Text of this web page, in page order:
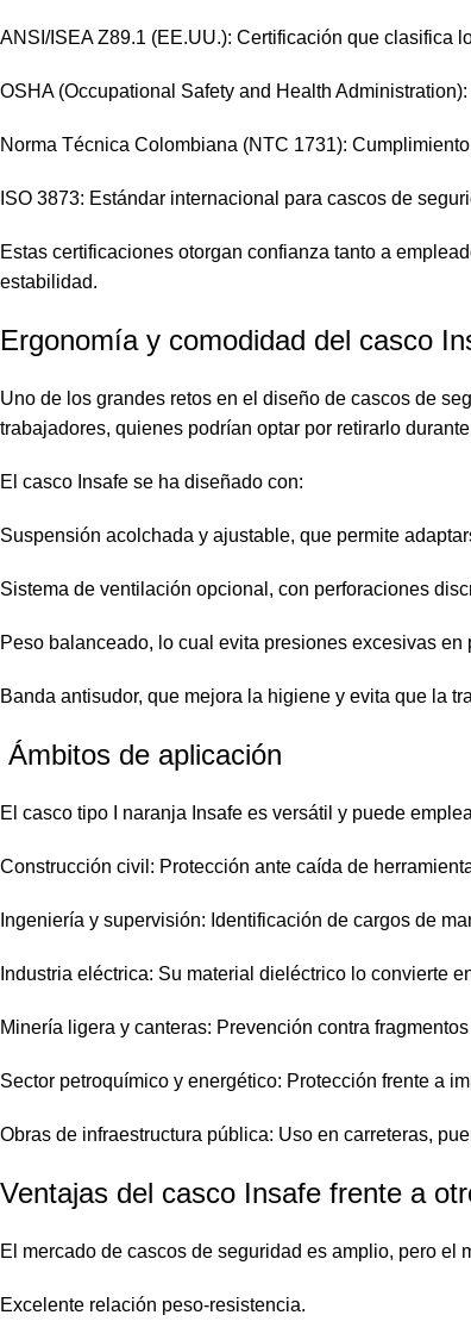
ANSI/ISEA Z89.1 (EE.UU.): Certificación que clasifica
OSHA (Occupational Safety and Health
Norma Técnica Colombiana (NTC 1731):
ISO 3873: Estándar internacional para cascos de
Estas certificaciones otorgan confianza tanto a
estabilidad.
Ergonomía y comodidad del casco
Uno de los grandes retos en el diseño de cascos de
trabajadores, quienes podrían optar por retirarlo
El casco Insafe se ha diseñado con:
Suspensión acolchada y ajustable, que permite
Sistema de ventilación opcional, con perforaciones
Peso balanceado, lo cual evita presiones excesivas
Banda antisudor, que mejora la higiene y evita que la
Ámbitos de aplicación
El casco tipo I naranja Insafe es versátil y puede
Construcción civil: Protección ante caída de
Ingeniería y supervisión: Identificación de cargos de
Industria eléctrica: Su material dieléctrico lo convierte
Minería ligera y canteras: Prevención contra
Sector petroquímico y energético: Protección frente a
Obras de infraestructura pública: Uso en carreteras,
Ventajas del casco Insafe frente a
El mercado de cascos de seguridad es amplio, pero el
Excelente relación peso-resistencia.